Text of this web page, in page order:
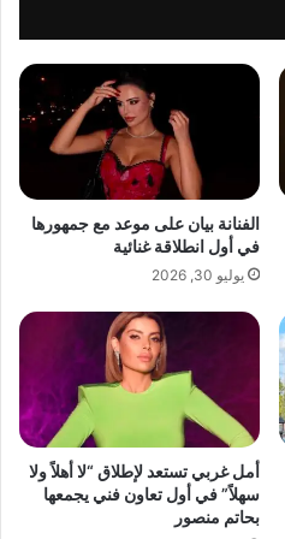
خلال الرابط
الفنانة بيان على موعد مع جمهورها
في أول انطلاقة غنائية
يوليو 30, 2026
أمل غربي تستعد لإطلاق “لا أهلاً ولا
سهلاً” في أول تعاون فني يجمعها
بحاتم منصور